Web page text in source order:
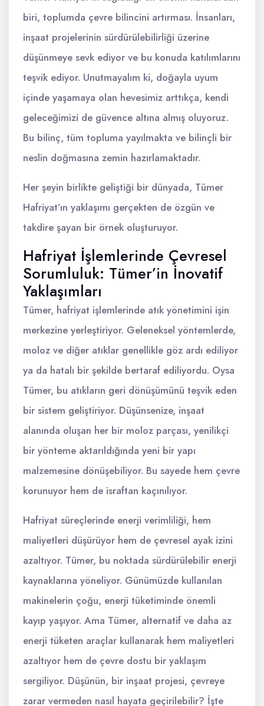
biri, toplumda çevre bilincini artırması. İnsanları,
inşaat projelerinin sürdürülebilirliği üzerine
düşünmeye sevk ediyor ve bu konuda katılımlarını
teşvik ediyor. Unutmayalım ki, doğayla uyum
içinde yaşamaya olan hevesimiz arttıkça, kendi
geleceğimizi de güvence altına almış oluyoruz.
Bu bilinç, tüm topluma yayılmakta ve bilinçli bir
neslin doğmasına zemin hazırlamaktadır.
Her şeyin birlikte geliştiği bir dünyada, Tümer
Hafriyat’ın yaklaşımı gerçekten de özgün ve
takdire şayan bir örnek oluşturuyor.
Hafriyat İşlemlerinde Çevresel
Sorumluluk: Tümer’in İnovatif
Yaklaşımları
Tümer, hafriyat işlemlerinde atık yönetimini işin
merkezine yerleştiriyor. Geleneksel yöntemlerde,
moloz ve diğer atıklar genellikle göz ardı ediliyor
ya da hatalı bir şekilde bertaraf ediliyordu. Oysa
Tümer, bu atıkların geri dönüşümünü teşvik eden
bir sistem geliştiriyor. Düşünsenize, inşaat
alanında oluşan her bir moloz parçası, yenilikçi
bir yönteme aktarıldığında yeni bir yapı
malzemesine dönüşebiliyor. Bu sayede hem çevre
korunuyor hem de israftan kaçınılıyor.
Hafriyat süreçlerinde enerji verimliliği, hem
maliyetleri düşürüyor hem de çevresel ayak izini
azaltıyor. Tümer, bu noktada sürdürülebilir enerji
kaynaklarına yöneliyor. Günümüzde kullanılan
makinelerin çoğu, enerji tüketiminde önemli
kayıp yaşıyor. Ama Tümer, alternatif ve daha az
enerji tüketen araçlar kullanarak hem maliyetleri
azaltıyor hem de çevre dostu bir yaklaşım
sergiliyor. Düşünün, bir inşaat projesi, çevreye
zarar vermeden nasıl hayata geçirilebilir? İşte